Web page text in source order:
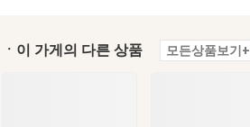
ㆍ이 가게의 다른 상품 모든상품보기+